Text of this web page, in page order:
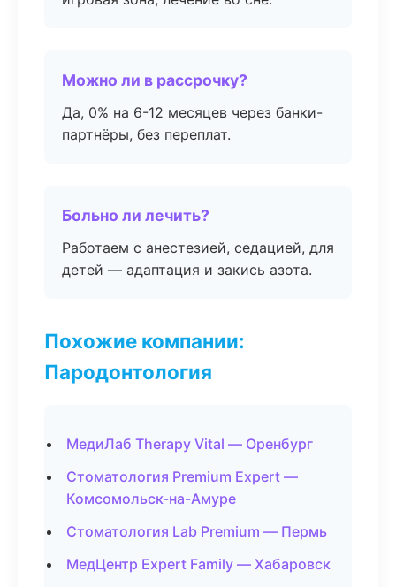
Можно ли в рассрочку?
Да, 0% на 6-12 месяцев через банки-
партнёры, без переплат.
Больно ли лечить?
Работаем с анестезией, седацией, для
детей — адаптация и закись азота.
Похожие компании:
Пародонтология
МедиЛаб Therapy Vital — Оренбург
Стоматология Premium Expert —
Комсомольск-на-Амуре
Стоматология Lab Premium — Пермь
МедЦентр Expert Family — Хабаровск